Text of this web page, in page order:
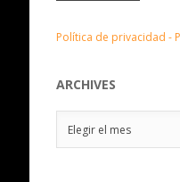
Política de privacidad -
ARCHIVES
Elegir el mes